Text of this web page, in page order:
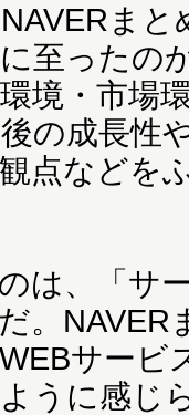
まと
至ったの
境・市場
の成長性
点などを
は、「サ
。NAVER
サービ
うに感じ